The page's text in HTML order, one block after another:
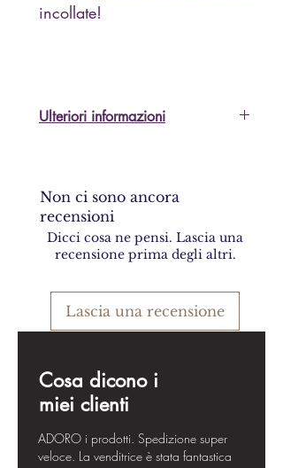
incollate!
Ulteriori informazioni
chiedere!
Non ci sono ancora
recensioni
Dicci cosa ne pensi. Lascia una
recensione prima degli altri.
Lascia una recensione
Cosa dicono i
miei clienti
ADORO i prodotti. Spedizione super
veloce. La venditrice è stata fantastica